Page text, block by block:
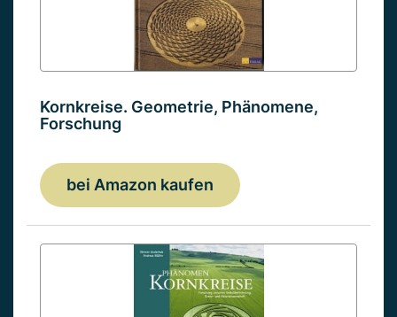
Kornkreise. Geometrie, Phänomene,
Forschung
bei Amazon kaufen